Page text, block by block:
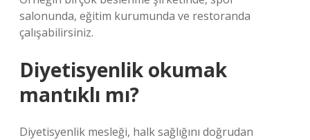
salonunda, eğitim kurumunda ve restoranda
çalışabilirsiniz.
Diyetisyenlik okumak
mantıklı mı?
Diyetisyenlik mesleği, halk sağlığını doğrudan